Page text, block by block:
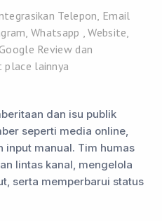
Telepon, Email
Whatsapp , Website,
Review dan
place lainnya
dan isu publik
seperti media online,
input manual. Tim humas
lintas kanal, mengelola
serta memperbarui status